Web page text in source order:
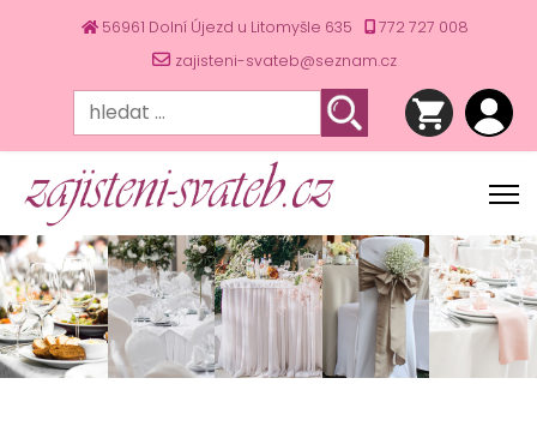
56961 Dolní Újezd u Litomyšle 635
772 727 008
zajisteni-svateb@seznam.cz